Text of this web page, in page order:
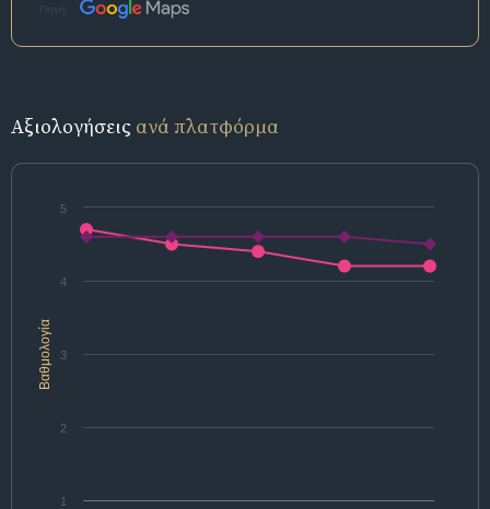
Πηγή:
Αξιολογήσεις ανά πλατφόρμα
Βαθμολογία
1
2
3
4
5